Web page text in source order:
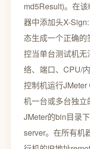
md5Result)。在
器中添加头X-
态生成一个正确
控当单台测试机
络、端口、CPU/
控制机运行
机一台或多台独立
JMeter的bin目录
server。在所有机